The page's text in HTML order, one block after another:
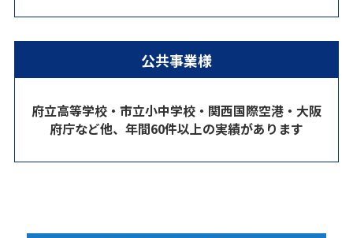
公共事業様
府立高等学校・市立小中学校・関西国際空港・大阪
府庁など他、年間60件以上の実績があります